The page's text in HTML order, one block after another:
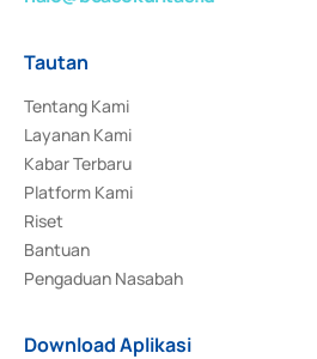
Tautan
Tentang Kami
Layanan Kami
Kabar Terbaru
Platform Kami
Riset
Bantuan
Pengaduan Nasabah
Download Aplikasi